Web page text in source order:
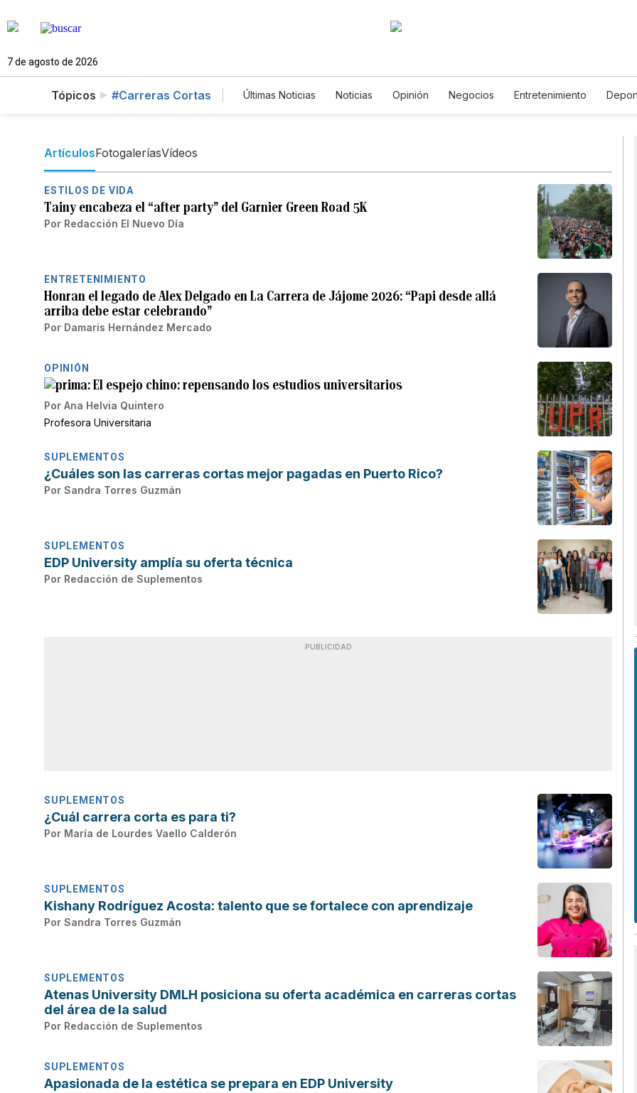
7 de agosto de 2026
Tópicos #Carreras Cortas Últimas Noticias Noticias Opinión Negocios Entretenimiento
ArtículosFotogaleríasVídeos
ESTILOS DE VIDA
Tainy encabeza el “after party” del Garnier Green Road 5K
Por Redacción El Nuevo Día
ENTRETENIMIENTO
Honran el legado de Alex Delgado en La Carrera de Jájome 2026: “Papi desde allá
arriba debe estar celebrando”
Por Damaris Hernández Mercado
OPINIÓN
El espejo chino: repensando los estudios universitarios
Por Ana Helvia Quintero
Profesora Universitaria
SUPLEMENTOS
¿Cuáles son las carreras cortas mejor pagadas en Puerto Rico?
Por Sandra Torres Guzmán
SUPLEMENTOS
EDP University amplía su oferta técnica
Por Redacción de Suplementos
PUBLICIDAD
SUPLEMENTOS
¿Cuál carrera corta es para ti?
Por María de Lourdes Vaello Calderón
SUPLEMENTOS
Kishany Rodríguez Acosta: talento que se fortalece con aprendizaje
Por Sandra Torres Guzmán
SUPLEMENTOS
Atenas University DMLH posiciona su oferta académica en carreras cortas
del área de la salud
Por Redacción de Suplementos
SUPLEMENTOS
Apasionada de la estética se prepara en EDP University